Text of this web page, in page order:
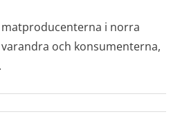
i norra
och konsumenterna,